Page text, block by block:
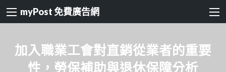
myPost 免費廣告網
加入職業工會對直銷從業者的重要
性，勞保補助與退休保障分析